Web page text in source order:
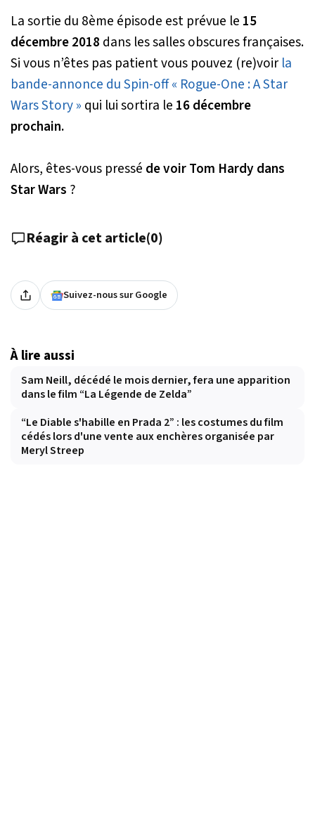
La sortie du 8ème épisode est prévue le 15
décembre 2018 dans les salles obscures françaises.
Si vous n’êtes pas patient vous pouvez (re)voir la
bande-annonce du Spin-off « Rogue-One : A Star
Wars Story » qui lui sortira le 16 décembre
prochain.
Alors, êtes-vous pressé de voir Tom Hardy dans
Star Wars ?
Réagir à cet article(0)
Suivez-nous sur Google
À lire aussi
Sam Neill, décédé le mois dernier, fera une apparition
dans le film “La Légende de Zelda”
“Le Diable s'habille en Prada 2” : les costumes du film
cédés lors d'une vente aux enchères organisée par
Meryl Streep